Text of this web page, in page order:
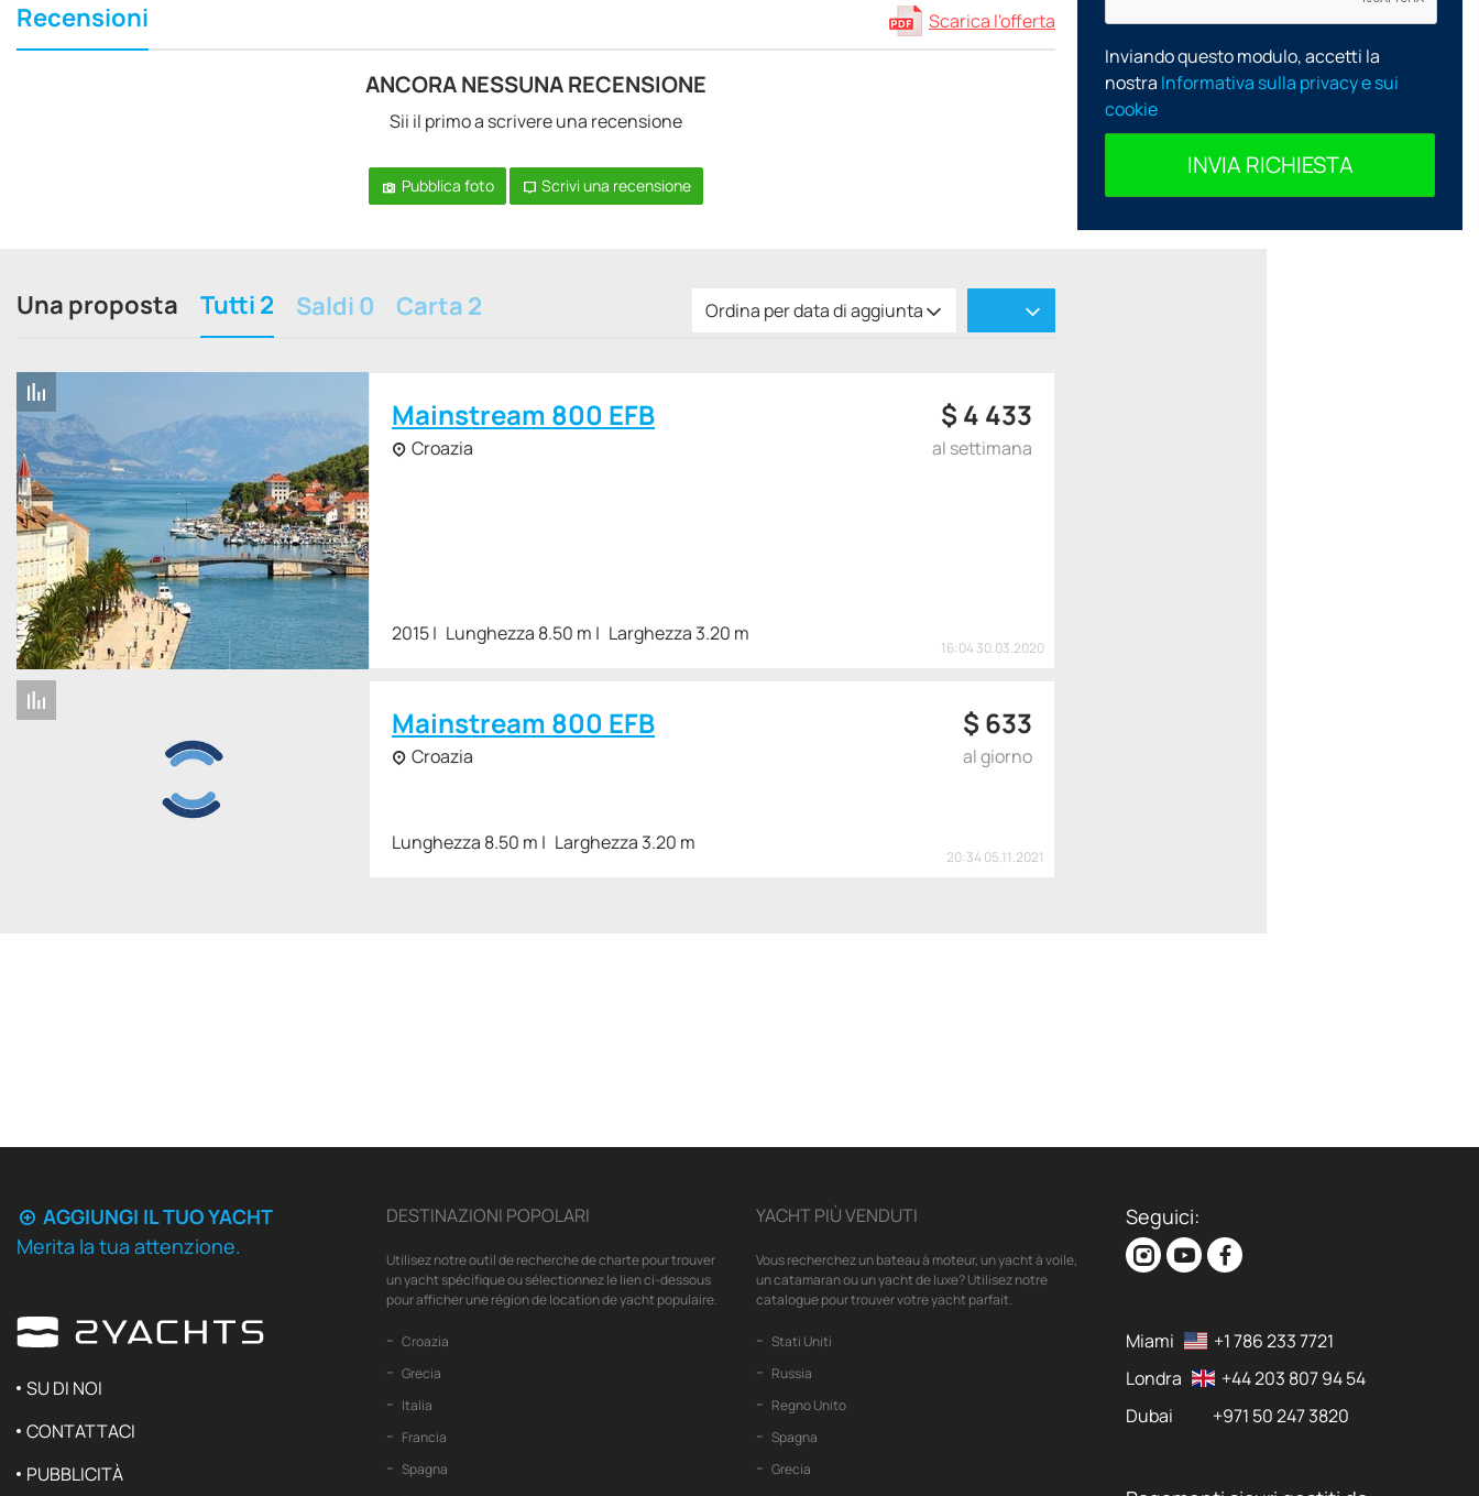
Scarica l'offerta
Recensioni
ANCORA NESSUNA RECENSIONE
Sii il primo a scrivere una recensione
Pubblica foto Scrivi una recensione
Una proposta Tutti 2 Saldi 0 Carta 2 Ordina per data di aggiunta
Mainstream 800 EFB
Croazia
2015 Lunghezza 8.50 m Larghezza 3.20 m
$ 4 433
al settimana
16:04 30.03.2020
Mainstream 800 EFB
Croazia
Lunghezza 8.50 m Larghezza 3.20 m
$ 633
al giorno
20:34 05.11.2021
Inviando questo modulo, accetti la
nostra Informativa sulla privacy e sui
cookie
INVIA RICHIESTA
AGGIUNGI IL TUO YACHT
Merita la tua attenzione.
SU DI NOI
CONTATTACI
PUBBLICITÀ
DESTINAZIONI POPOLARI
Utilisez notre outil de recherche de charte pour trouver
un yacht spécifique ou sélectionnez le lien ci-dessous
pour afficher une région de location de yacht populaire.
Croazia
Grecia
Italia
Francia
Spagna
YACHT PIÙ VENDUTI
Vous recherchez un bateau à moteur, un yacht à voile,
un catamaran ou un yacht de luxe? Utilisez notre
catalogue pour trouver votre yacht parfait.
Stati Uniti
Russia
Regno Unito
Spagna
Grecia
Seguici:
Miami
+1 786 233 7721
Londra
+44 203 807 94 54
Dubai
+971 50 247 3820